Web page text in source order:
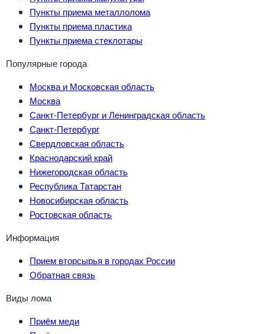
Пункты приема металлолома
Пункты приема пластика
Пункты приема стеклотары
Популярные города
Москва и Московская область
Москва
Санкт-Петербург и Ленинградская область
Санкт-Петербург
Свердловская область
Краснодарский край
Нижегородская область
Республика Татарстан
Новосибирская область
Ростовская область
Информация
Прием вторсырья в городах России
Обратная связь
Виды лома
Приём меди